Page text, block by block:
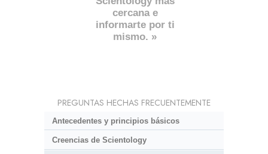
cercana e
informarte por ti
mismo. »
PREGUNTAS HECHAS FRECUENTEMENTE
Antecedentes y principios básicos
Creencias de Scientology